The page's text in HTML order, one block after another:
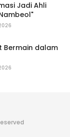
Jadi Ahli
Bermain dalam